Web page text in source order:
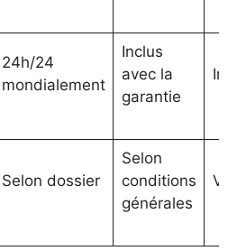
24h/24
mondialement
Inclus
avec la
garantie
Selon dossier
Selon
conditions
générales